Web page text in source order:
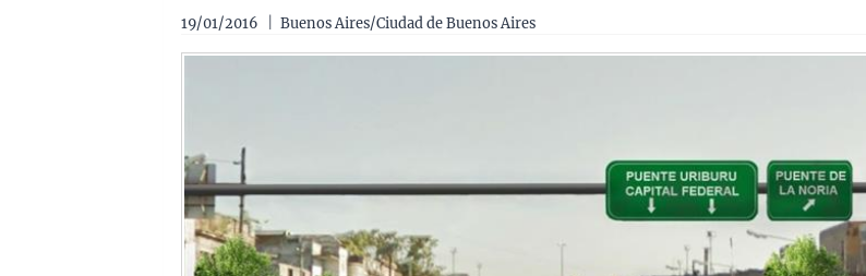
19/01/2016 Buenos Aires/Ciudad de Buenos Aires